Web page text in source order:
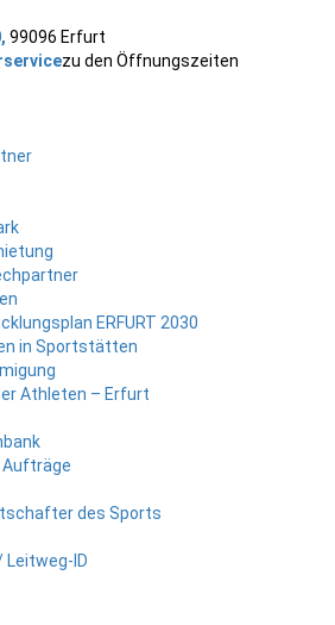
99096 Erfurt
zu den Öffnungszeiten
ERFURT 2030
in Sportstätten
Athleten – Erfurt
Aufträge
des Sports
Leitweg-ID